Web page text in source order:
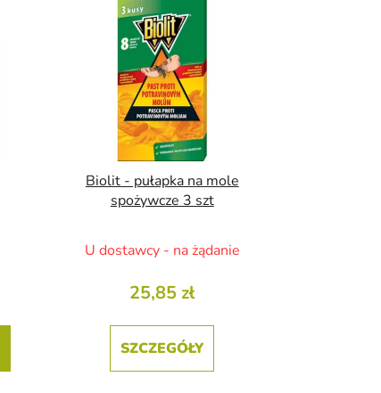
Biolit - pułapka na mole
spożywcze 3 szt
U dostawcy - na żądanie
25,85 zł
SZCZEGÓŁY